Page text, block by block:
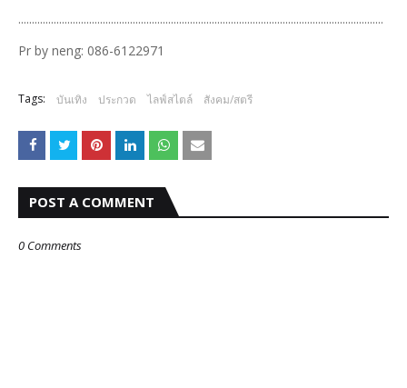
......................................................................................................................................
Pr by neng: 086-6122971
Tags: บันเทิง ประกวด ไลฟ์สไตล์ สังคม/สตรี
POST A COMMENT
0 Comments